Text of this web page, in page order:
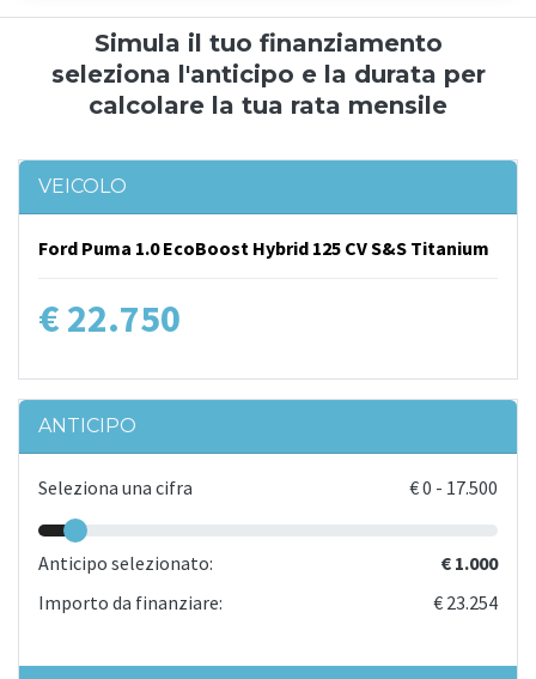
Simula il tuo finanziamento
seleziona l'anticipo e la durata per
calcolare la tua rata mensile
VEICOLO
Ford Puma 1.0 EcoBoost Hybrid 125 CV S&S Titanium
€ 22.750
ANTICIPO
Seleziona una cifra €0 - 17.500
Anticipo selezionato:
€ 1.000
Importo da finanziare:
€ 23.254